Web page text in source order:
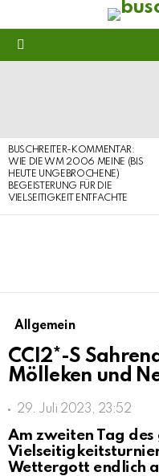
BUSCHREITER-KOMMENTAR:
WIE DIE WM 2006 MEINE (BIS
HEUTE UNGEBROCHENE)
BEGEISTERUNG FÜR DIE
VIELSEITIGKEIT ENTFACHTE
Allgemein
CCI2*-S
Mölleken und
29. Juli 2023, 23:52
Am zweiten Tag des
Wettergott endlich